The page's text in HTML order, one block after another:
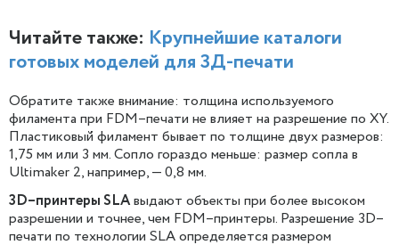
Читайте также: Крупнейшие каталоги
готовых моделей для 3Д-печати
Обратите также внимание: толщина используемого
филамента при FDM–печати не влияет на разрешение по XY.
Пластиковый филамент бывает по толщине двух размеров:
1,75 мм или 3 мм. Сопло гораздо меньше: размер сопла в
Ultimaker 2, например, — 0,8 мм.
3D–принтеры SLAвыдают объекты при более высоком
разрешении и точнее, чем FDM–принтеры. Разрешение 3D–
печати по технологии SLA определяется размером